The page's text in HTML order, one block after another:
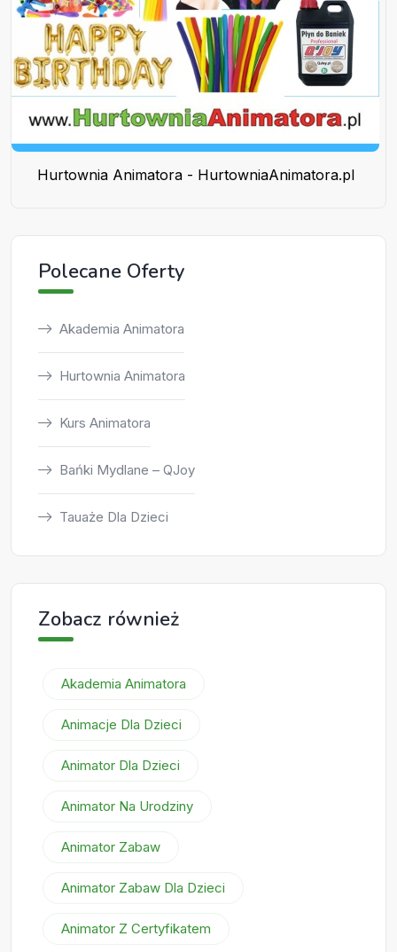
Hurtownia Animatora - HurtowniaAnimatora.pl
Polecane Oferty
Akademia Animatora
Hurtownia Animatora
Kurs Animatora
Bańki Mydlane – QJoy
Tauaże Dla Dzieci
Zobacz również
Akademia Animatora
Animacje Dla Dzieci
Animator Dla Dzieci
Animator Na Urodziny
Animator Zabaw
Animator Zabaw Dla Dzieci
Animator Z Certyfikatem